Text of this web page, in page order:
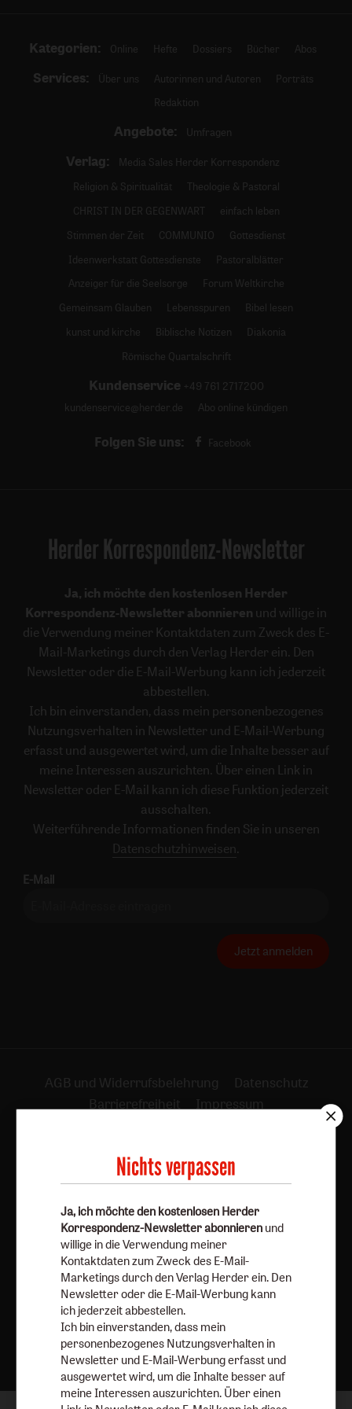
Kategorien: Online Hefte Dossiers Bücher Abos
Services: Über uns Autorinnen und Autoren
Porträts
Redaktion
Angebote: Umfragen
Verlag:
Media Sales Herder Korrespondenz
Religion & Spiritualität
Theologie & Pastoral
CHRIST IN DER GEGENWART
einfach leben
Stimmen der Zeit
COMMUNIO
Gottesdienst
Ideenwerkstatt Gottesdienste
Pastoralblätter
Anzeiger für die Seelsorge
Forum Weltkirche
Gemeinsam Glauben
Lebensspuren
Bibel lesen
kunst und kirche
Biblische Notizen
Diakonia
Römische Quartalschrift
Kundenservice +49 761 2717200
kundenservice@herder.de
Abo online kündigen
Folgen Sie uns: Facebook
Herder Korrespondenz-Newsletter
Ja, ich möchte den kostenlosen Herder
Korrespondenz-Newsletter abonnieren und willige in
die Verwendung meiner Kontaktdaten zum Zweck des E-
Mail-Marketings durch den Verlag Herder ein. Den
Newsletter oder die E-Mail-Werbung kann ich jederzeit
abbestellen.
Ich bin einverstanden, dass mein personenbezogenes
Nutzungsverhalten in Newsletter und E-Mail-Werbung
erfasst und ausgewertet wird, um die Inhalte besser auf
meine Interessen auszurichten. Über einen Link in
Newsletter oder E-Mail kann ich diese Funktion jederzeit
ausschalten.
Weiterführende Informationen finden Sie in unseren
Datenschutzhinweisen .
E-Mail
Jetzt anmelden
AGB und Widerrufsbelehrung
Datenschutz
Barrierefreiheit
Impressum
Nach oben
Nichts verpassen
Ja, ich möchte den kostenlosen Herder
Korrespondenz-Newsletter abonnieren und
willige in die Verwendung meiner
Kontaktdaten zum Zweck des E-Mail-
Marketings durch den Verlag Herder ein. Den
Newsletter oder die E-Mail-Werbung kann
ich jederzeit abbestellen.
Ich bin einverstanden, dass mein
personenbezogenes Nutzungsverhalten in
Newsletter und E-Mail-Werbung erfasst und
ausgewertet wird, um die Inhalte besser auf
meine Interessen auszurichten. Über einen